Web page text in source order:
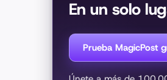
En un solo
Prueba MagicPost